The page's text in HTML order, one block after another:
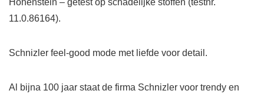
Hohenstein – getest op schadelijke stoffen (testnr.
11.0.86164).
Schnizler feel-good mode met liefde voor detail.
Al bijna 100 jaar staat de firma Schnizler voor trendy en